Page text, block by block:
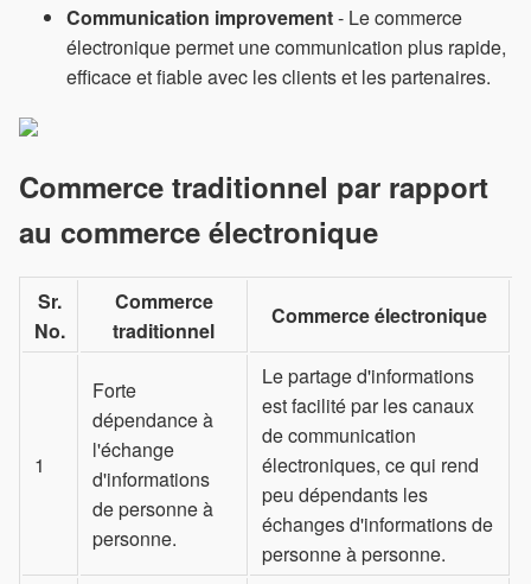
Communication improvement- Le commerce
électronique permet une communication plus rapide,
efficace et fiable avec les clients et les partenaires.
Commerce traditionnel par rapport
au commerce électronique
Sr.
No.
Commerce
traditionnel
Commerce électronique
1
Forte
dépendance à
l'échange
d'informations
de personne à
personne.
Le partage d'informations
est facilité par les canaux
de communication
électroniques, ce qui rend
peu dépendants les
échanges d'informations de
personne à personne.